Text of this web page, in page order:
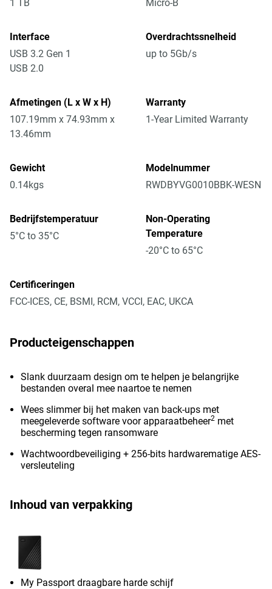
1 TB Micro-B
Interface
USB 3.2 Gen 1
USB 2.0
Overdrachtssnelheid
up to 5Gb/s
Afmetingen (L x W x H)
107.19mm x 74.93mm x
13.46mm
Warranty
1-Year Limited Warranty
Gewicht
0.14kgs
Modelnummer
RWDBYVG0010BBK-WESN
Bedrijfstemperatuur
5°C to 35°C
Non-Operating
Temperature
-20°C to 65°C
Certificeringen
FCC-ICES, CE, BSMI, RCM, VCCI, EAC, UKCA
Producteigenschappen
Slank duurzaam design om te helpen je belangrijke
bestanden overal mee naartoe te nemen
Wees slimmer bij het maken van back-ups met
meegeleverde software voor apparaatbeheer2 met
bescherming tegen ransomware
Wachtwoordbeveiliging + 256-bits hardwarematige AES-
versleuteling
Inhoud van verpakking
My Passport draagbare harde schijf